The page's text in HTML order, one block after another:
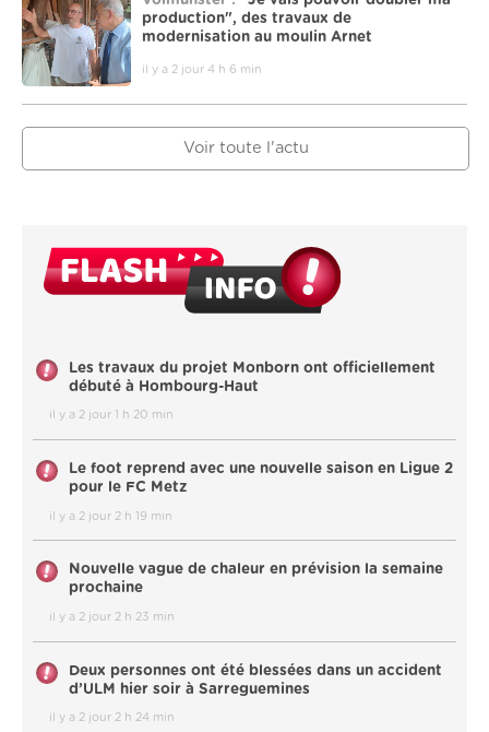
production", des travaux de
modernisation au moulin Arnet
il y a 2 jour 4 h 6 min
Voir toute l'actu
Les travaux du projet Monborn ont officiellement
débuté à Hombourg-Haut
il y a 2 jour 1 h 20 min
Le foot reprend avec une nouvelle saison en Ligue 2
pour le FC Metz
il y a 2 jour 2 h 19 min
Nouvelle vague de chaleur en prévision la semaine
prochaine
il y a 2 jour 2 h 23 min
Deux personnes ont été blessées dans un accident
d’ULM hier soir à Sarreguemines
il y a 2 jour 2 h 24 min